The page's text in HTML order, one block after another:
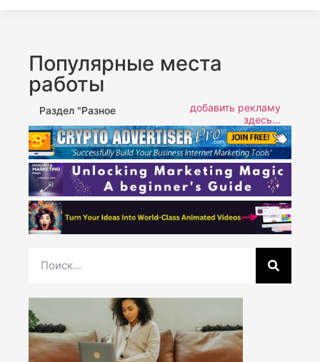
Популярные места
работы
Раздел "Разное
добавить рекламу
здесь...